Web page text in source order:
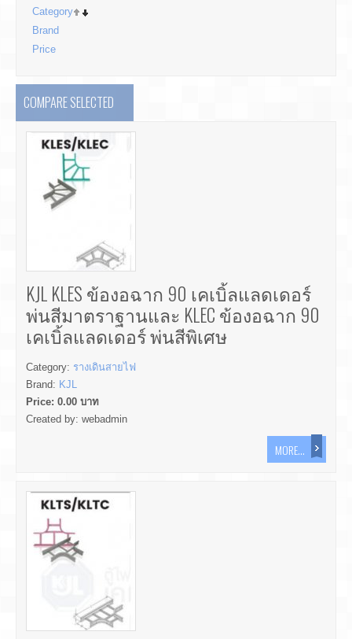
Category
Brand
Price
COMPARE SELECTED
KJL KLES ข้องอฉาก 90 เคเบิ้ลแลดเดอร์
พ่นสีมาตราฐานและ KLEC ข้องอฉาก 90
เคเบิ้ลแลดเดอร์ พ่นสีพิเศษ
Category: รางเดินสายไฟ
Brand: KJL
Price: 0.00 บาท
Created by: webadmin
MORE...